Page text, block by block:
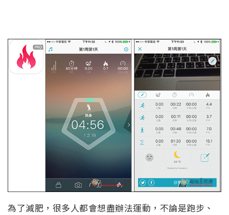
為了減肥，很多人都會想盡辦法運動，不論是跑步、